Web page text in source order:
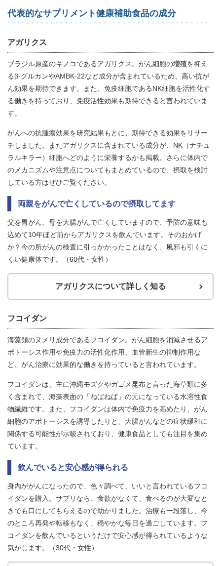
代表的なサプリメント健康補助食品の成分
アガリクス
ブラジル原産のキノコであるアガリクス。がん細胞の増殖を抑え
るβ-グルカンやAMBK-22など成分が含まれているため、高い抗が
ん効果を期待できます。また、免疫細胞であるNK細胞を活性化す
る働きを持っており、免疫活性効果も期待できると言われていま
す。
がんへの抗腫瘍効果を研究結果もとに、期待できる効果をリサー
チしました。またアガリクスに含まれている成分が、NK（ナチュ
ラルキラー）細胞へどのように栄養するかも掲載。さらに体内で
のメカニズムや注意点についてもまとめているので、摂取を検討
している方はぜひご覧ください。
両親をがんで亡くしているので摂取してます
父を胃がん、母を大腸がんで亡くしていますので、予防の意味も
込めて10年ほど前からアガリクスを飲んでいます。そのおかげ
か？今の所がんの検査に引っかかったことはなく、風邪も引くに
くい健康体です。（60代・女性）
アガリクスについて詳しく知る
フコイダン
海藻類のヌメリ成分であるフコイダン。がん細胞を消滅させるア
ポトーシス作用や免疫力の活性化作用、血管新生の抑制作用な
ど、がん治療に効果的な働きを持っていると言われています。
フコイダンは、主に沖縄モズクやガゴメ昆布と言った海草類に多
く含まれて、海藻表面の「ねばねば」の元になっている水溶性食
物繊維です。また、フコイダンは体内で免疫力を高めたり、がん
細胞のアポトーシスを誘導したりと、大腸がんなどの症状緩和に
関係する可能性が示唆されており、健康食品としても注目を集め
ています。
飲んでいると安心感が得られる
身内ががんになったので、色々調べて、いいと言われているフコ
イダンを購入。サプリなら、食欲がなくて、食べるのが大変なと
きでも口にしてもらえるので助かりました。治療も一段落し、今
のところ再発や転移もなく、穏やかな毎日を過ごしています。フ
コイダンを飲んでいるというだけで安心感が得られているような
気がします。（30代・女性）